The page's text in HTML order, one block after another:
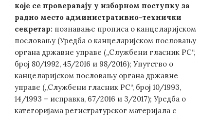
које се проверавају у изборном поступку за
раднo местo административно-технички
секретар: познавање прописа о канцеларијском
пословању (Уредба о канцеларијском пословању
органа државне управе („Службени гласник РС“,
број 80/1992, 45/2016 и 98/2016); Упутство о
канцеларијском пословању органа државне
управе („Службени гласник РС“, број 10/1993,
14/1993 – исправка, 67/2016 и 3/2017); Уредба о
категоријама регистратурског материјала с